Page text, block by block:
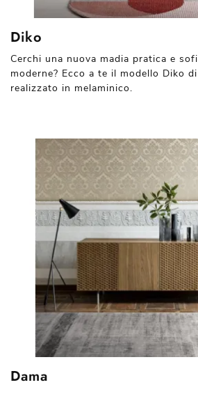
Diko
Cerchi una nuova madia pratica e
moderne? Ecco a te il modello Diko
realizzato in melaminico.
Dama